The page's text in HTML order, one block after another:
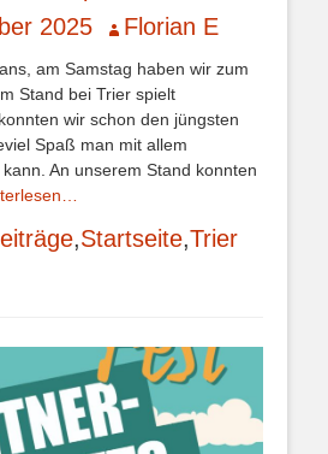
2025 Autor
Florian E
am Samstag haben wir zum
Stand bei Trier spielt
wir schon den jüngsten
Spaß man mit allem
An unserem Stand konnten
,Startseite,Trier